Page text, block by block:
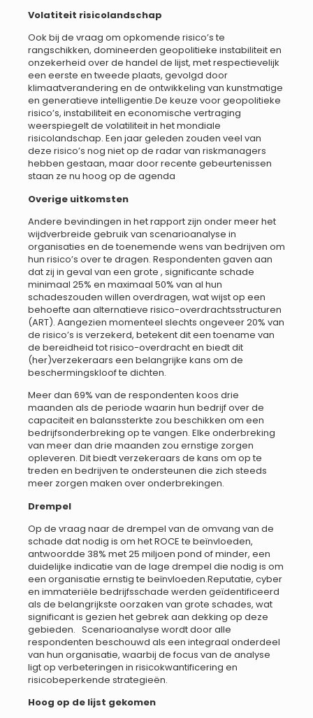
Volatiteit risicolandschap
Ook bij de vraag om opkomende risico’s te
rangschikken, domineerden geopolitieke instabiliteit en
onzekerheid over de handel de lijst, met respectievelijk
een eerste en tweede plaats, gevolgd door
klimaatverandering en de ontwikkeling van kunstmatige
en generatieve intelligentie.De keuze voor geopolitieke
risico’s, instabiliteit en economische vertraging
weerspiegelt de volatiliteit in het mondiale
risicolandschap. Een jaar geleden zouden veel van
deze risico’s nog niet op de radar van riskmanagers
hebben gestaan, maar door recente gebeurtenissen
staan ze nu hoog op de agenda
Overige uitkomsten
Andere bevindingen in het rapport zijn onder meer het
wijdverbreide gebruik van scenarioanalyse in
organisaties en de toenemende wens van bedrijven om
hun risico’s over te dragen. Respondenten gaven aan
dat zij in geval van een grote , significante schade
minimaal 25% en maximaal 50% van al hun
schadeszouden willen overdragen, wat wijst op een
behoefte aan alternatieve risico-overdrachtsstructuren
(ART). Aangezien momenteel slechts ongeveer 20% van
de risico’s is verzekerd, betekent dit een toename van
de bereidheid tot risico-overdracht en biedt dit
(her)verzekeraars een belangrijke kans om de
beschermingskloof te dichten.
Meer dan 69% van de respondenten koos drie
maanden als de periode waarin hun bedrijf over de
capaciteit en balanssterkte zou beschikken om een
bedrijfsonderbreking op te vangen. Elke onderbreking
van meer dan drie maanden zou ernstige zorgen
opleveren. Dit biedt verzekeraars de kans om op te
treden en bedrijven te ondersteunen die zich steeds
meer zorgen maken over onderbrekingen.
Drempel
Op de vraag naar de drempel van de omvang van de
schade dat nodig is om het ROCE te beïnvloeden,
antwoordde 38% met 25 miljoen pond of minder, een
duidelijke indicatie van de lage drempel die nodig is om
een organisatie ernstig te beïnvloeden.Reputatie, cyber
en immateriële bedrijfsschade werden geïdentificeerd
als de belangrijkste oorzaken van grote schades, wat
significant is gezien het gebrek aan dekking op deze
gebieden. Scenarioanalyse wordt door alle
respondenten beschouwd als een integraal onderdeel
van hun organisatie, waarbij de focus van de analyse
ligt op verbeteringen in risicokwantificering en
risicobeperkende strategieën.
Hoog op de lijst gekomen